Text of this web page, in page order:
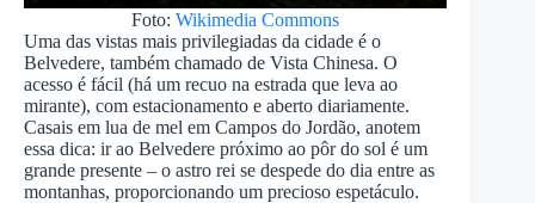
Foto:Wikimedia Commons
Uma das vistas mais privilegiadas da cidade é o
Belvedere, também chamado de Vista Chinesa. O
acesso é fácil (há um recuo na estrada que leva ao
mirante), com estacionamento e aberto diariamente.
Casais em lua de mel em Campos do Jordão, anotem
essa dica: ir ao Belvedere próximo ao pôr do sol é um
grande presente – o astro rei se despede do dia entre as
montanhas, proporcionando um precioso espetáculo.